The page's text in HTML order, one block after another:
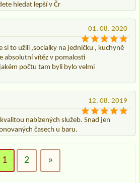
hledat lepší v Čr
01. 08. 2020
si to užili ,socialky na jedničku , kuchyně
absolutní vítěz v pomalosti
počtu tam byli bylo velmi
12. 08. 2019
nabízených služeb. Snad jen
časech u baru.
1 2 »